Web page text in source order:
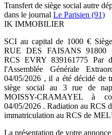
Transfert de siège social autre
dans le journal Le Parisien (91)
IK IMMOBILIER
SCI au capital de 1000 €
RUE DES FAISANS 91800
RCS EVRY 839161775 Par
l'Assemblée Générale
04/05/2026 , il a été décidé de
siège social au 3 rue de
MOISSY-CRAMAYEL à
04/05/2026 . Radiation au RCS
immatriculation au RCS de
La présentation de votre